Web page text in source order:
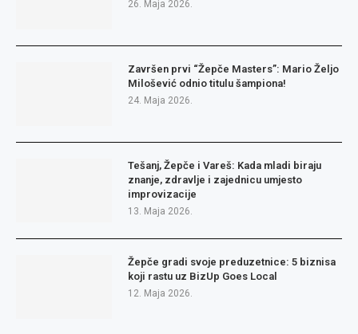
26. Maja 2026.
Završen prvi “Žepče Masters”: Mario Željo
Milošević odnio titulu šampiona!
24. Maja 2026.
Tešanj, Žepče i Vareš: Kada mladi biraju
znanje, zdravlje i zajednicu umjesto
improvizacije
13. Maja 2026.
Žepče gradi svoje preduzetnice: 5 biznisa
koji rastu uz BizUp Goes Local
12. Maja 2026.